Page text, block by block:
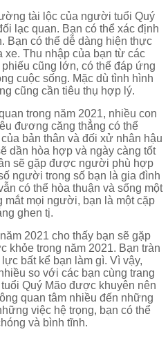
tài lộc của người tuổi Quý
lạc quan. Bạn có thể xác định
Bạn có thể dễ dàng hiện thực
xe. Thu nhập của bạn từ các
cũng lớn, có thể đáp ứng
cuộc sống. Mặc dù tình hình
cũng cần tiêu thụ hợp lý.
trong năm 2021, nhiều con
đương căng thẳng có thể
bản thân và đối xử nhân hậu
dần hòa hợp và ngày càng tốt
sẽ gặp được người phù hợp
người trong số bạn là gia đình
có thể hòa thuận và sống một
mắt mọi người, bạn là một cặp
ghen tị.
2021 cho thấy bạn sẽ gặp
khỏe trong năm 2021. Bạn tràn
bất kể bạn làm gì. Vì vậy,
so với các bạn cùng trang
Quý Mão được khuyên nên
quan tâm nhiều đến những
việc hệ trọng, bạn có thể
và bình tĩnh.